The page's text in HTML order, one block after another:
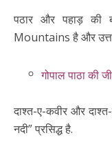
पठार और पहाड़ की
Mountains है और
गोपाल पाठा की
दाश्त-ए-कवीर और
नदी” प्रसिद्ध है.